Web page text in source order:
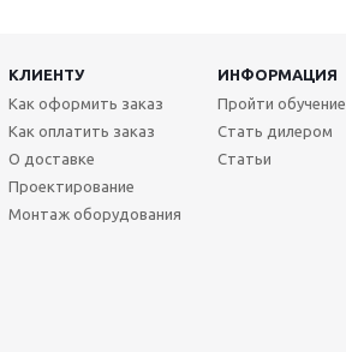
КЛИЕНТУ
ИНФОРМАЦИЯ
Как оформить заказ
Как оплатить заказ
О доставке
Проектирование
Монтаж оборудования
Пройти обучение
Стать дилером
Статьи